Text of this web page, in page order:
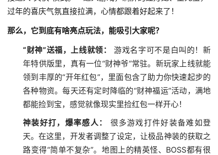
过年的喜庆气氛直接拉满，心情都跟着好起来了！
那么，它到底有啥亮点玩法，能吸引大家呢？
“财神”送福，上线就领：
游戏名字可不是白叫的！新
年特供版里，真有一位“财神爷”常驻。新玩家上线就能
领到丰厚的“开年红包”，里面包含了助力你快速起步的
各种物资。每天还有定时降临的“财神福运”活动，满地
都能捡到宝，感觉就像现实里捡红包一样开心！
神装好打，爆率感人：
很多游戏打件好装备难如登
天。在这里，开发者调整了设定，让极品神装的获取之
路变得“简单不复杂”。地图上的精英怪、BOSS都有很